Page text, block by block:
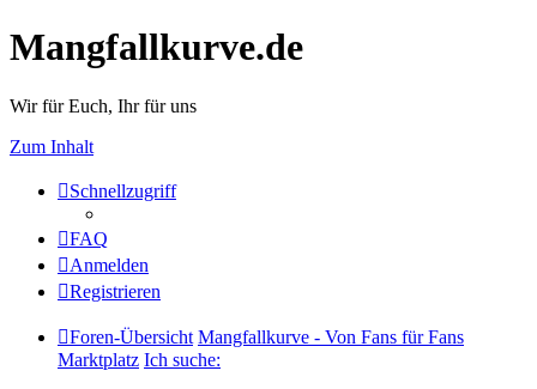
Mangfallkurve.de
Wir für Euch, Ihr für uns
Zum Inhalt
Schnellzugriff
FAQ
Anmelden
Registrieren
Foren-Übersicht Mangfallkurve - Von Fans für Fans
Marktplatz Ich suche: